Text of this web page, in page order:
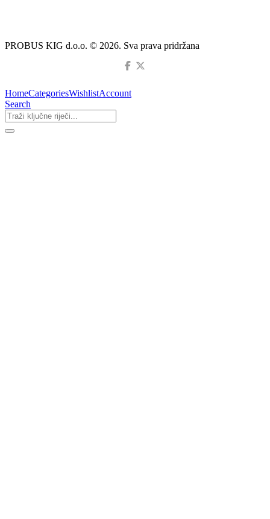
PROBUS KIG d.o.o. © 2026. Sva prava pridržana
HomeCategoriesWishlistAccount
Search